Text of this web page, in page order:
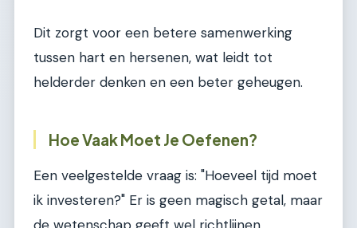
Dit zorgt voor een betere samenwerking
tussen hart en hersenen, wat leidt tot
helderder denken en een beter geheugen.
Hoe Vaak Moet Je Oefenen?
Een veelgestelde vraag is: "Hoeveel tijd moet
ik investeren?" Er is geen magisch getal, maar